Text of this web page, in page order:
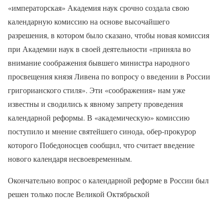
«императорская» Академия наук срочно создала свою
календарную комиссию на основе высочайшего
разрешения, в котором было сказано, чтобы новая комиссия
при Академии наук в своей деятельности «приняла во
внимание соображения бывшего министра народного
просвещения князя Ливена по вопросу о введении в России
григорианского стиля». Эти «соображения» нам уже
известны и сводились к явному запрету проведения
календарной реформы. В «академическую» комиссию
поступило и мнение святейшего синода, обер-прокурор
которого Победоносцев сообщил, что считает введение
нового календаря несвоевременным.
Окончательно вопрос о календарной реформе в России был
решен только после Великой Октябрьской